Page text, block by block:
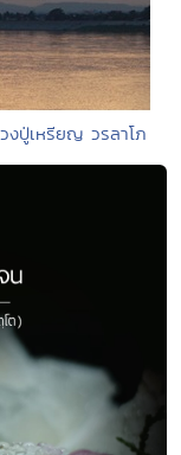
งปู่เหรียญ วรลาโภ